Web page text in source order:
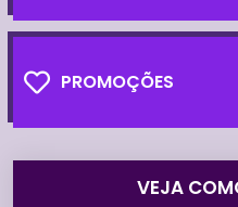
PROMOÇÕES
VEJA